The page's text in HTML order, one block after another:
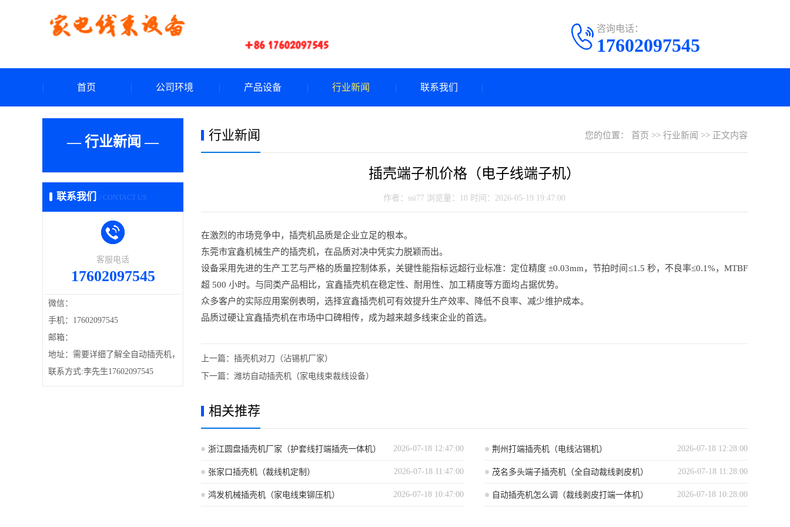
咨询电话：
17602097545
首页 公司环境 产品设备 行业新闻 联系我们
— 行业新闻 —
联系我们 / CONTACT US
客服电话
17602097545
微信：
手机：17602097545
邮箱：
地址：需要详细了解全自动插壳机，
联系方式:李先生17602097545
您的位置： 首页 >> 行业新闻 >> 正文内容
行业新闻
插壳端子机价格（电子线端子机）
作者：ssi77 浏览量：18 时间：2026-05-19 19:47:00
在激烈的市场竞争中，插壳机品质是企业立足的根本。
东莞市宜鑫机械生产的插壳机，在品质对决中凭实力脱颖而出。
设备采用先进的生产工艺与严格的质量控制体系，关键性能指标远超行业标准：定位精度 ±0.03mm，节拍时间≤1.5 秒，不良率≤0.1%，MTBF
超 500 小时。与同类产品相比，宜鑫插壳机在稳定性、耐用性、加工精度等方面均占据优势。
众多客户的实际应用案例表明，选择宜鑫插壳机可有效提升生产效率、降低不良率、减少维护成本。
品质过硬让宜鑫插壳机在市场中口碑相传，成为越来越多线束企业的首选。
上一篇： 插壳机对刀（沾锡机厂家）
下一篇： 潍坊自动插壳机（家电线束裁线设备）
相关推荐
2026-07-18 12:47:00
浙江圆盘插壳机厂家（护套线打端插壳一体机） 2026-07-18 12:28:00
荆州打端插壳机（电线沾锡机）
2026-07-18 11:47:00
张家口插壳机（裁线机定制） 2026-07-18 11:28:00
茂名多头端子插壳机（全自动裁线剥皮机）
2026-07-18 10:47:00
鸿发机械插壳机（家电线束铆压机） 2026-07-18 10:28:00
自动插壳机怎么调（裁线剥皮打端一体机）